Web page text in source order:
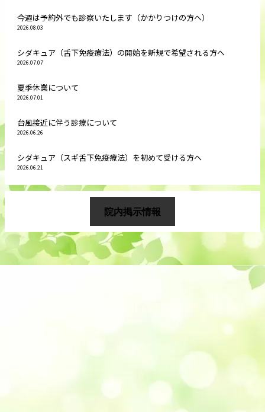
今週は予約外でも診察いたします（かかりつけの方へ）
2026.08.03
シダキュア（舌下免疫療法）の開始を新規で希望される方へ
2026.07.07
夏季休業について
2026.07.01
台風接近に伴う診療について
2026.06.26
シダキュア（スギ舌下免疫療法）を初めて受ける方へ
2026.06.21
院内掲示情報